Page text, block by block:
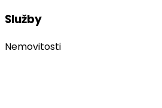
Služby
Nemovitosti